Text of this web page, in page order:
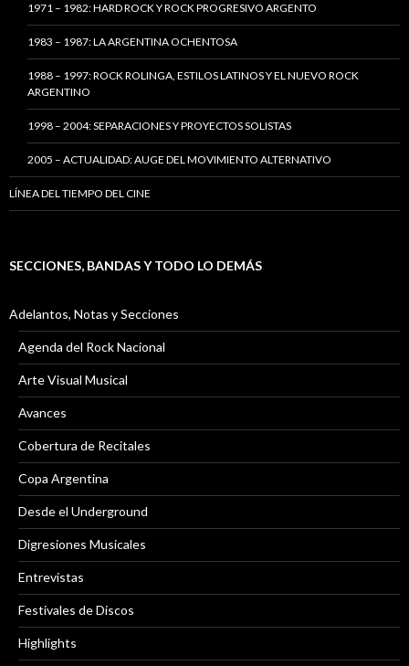
1971 – 1982: HARD ROCK Y ROCK PROGRESIVO ARGENTO
1983 – 1987: LA ARGENTINA OCHENTOSA
1988 – 1997: ROCK ROLINGA, ESTILOS LATINOS Y EL NUEVO ROCK
ARGENTINO
1998 – 2004: SEPARACIONES Y PROYECTOS SOLISTAS
2005 – ACTUALIDAD: AUGE DEL MOVIMIENTO ALTERNATIVO
LÍNEA DEL TIEMPO DEL CINE
SECCIONES, BANDAS Y TODO LO DEMÁS
Adelantos, Notas y Secciones
Agenda del Rock Nacional
Arte Visual Musical
Avances
Cobertura de Recitales
Copa Argentina
Desde el Underground
Digresiones Musicales
Entrevistas
Festivales de Discos
Highlights